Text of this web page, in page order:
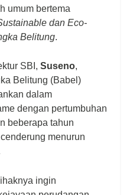
umum bertema
dan Eco-
Belitung.
SBI,Suseno,
Belitung (Babel)
dalam
dengan pertumbuhan
beberapa tahun
menurun
ingin